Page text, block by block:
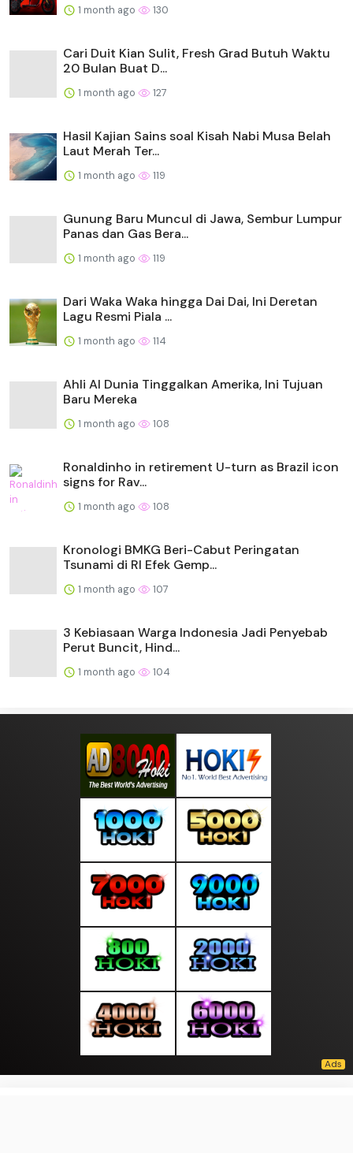
1 month ago 130
Cari Duit Kian Sulit, Fresh Grad Butuh Waktu
20 Bulan Buat D...
1 month ago 127
Hasil Kajian Sains soal Kisah Nabi Musa Belah
Laut Merah Ter...
1 month ago 119
Gunung Baru Muncul di Jawa, Sembur Lumpur
Panas dan Gas Bera...
1 month ago 119
Dari Waka Waka hingga Dai Dai, Ini Deretan
Lagu Resmi Piala ...
1 month ago 114
Ahli AI Dunia Tinggalkan Amerika, Ini Tujuan
Baru Mereka
1 month ago 108
Ronaldinho in retirement U-turn as Brazil icon
signs for Rav...
1 month ago 108
Kronologi BMKG Beri-Cabut Peringatan
Tsunami di RI Efek Gemp...
1 month ago 107
3 Kebiasaan Warga Indonesia Jadi Penyebab
Perut Buncit, Hind...
1 month ago 104